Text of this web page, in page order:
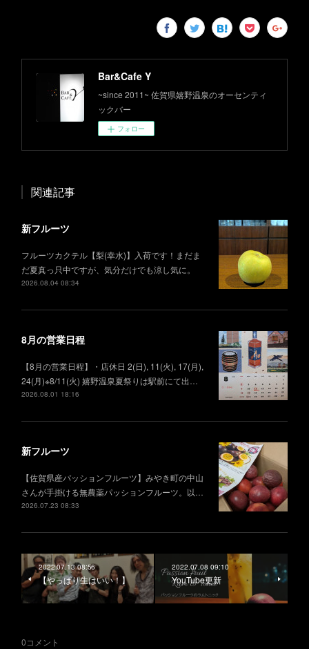
Bar&Cafe Y
~since 2011~ 佐賀県嬉野温泉のオーセンティ
ックバー
フォロー
関連記事
新フルーツ
フルーツカクテル【梨(幸水)】入荷です！まだま
だ夏真っ只中ですが、気分だけでも涼し気に。
2026.08.04 08:34
8月の営業日程
【8月の営業日程】・店休日 2(日), 11(火), 17(月),
24(月)※8/11(火) 嬉野温泉夏祭りは駅前にて出…
2026.08.01 18:16
新フルーツ
【佐賀県産パッションフルーツ】みやき町の中山
さんが手掛ける無農薬パッションフルーツ。以…
2026.07.23 08:33
2022.07.13 08:56
【やっぱり生はいい！】
2022.07.08 09:10
YouTube更新
0コメント